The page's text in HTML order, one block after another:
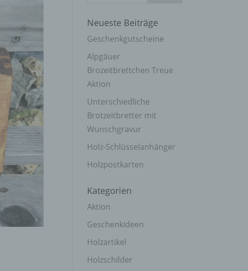
Neueste Beiträge
Geschenkgutscheine
Alpgäuer
Brozeitbrettchen Treue
Aktion
Unterschiedliche
Brotzeitbretter mit
Wunschgravur
Holz-Schlüsselanhänger
Holzpostkarten
Kategorien
Aktion
Geschenkideen
Holzartikel
Holzschilder